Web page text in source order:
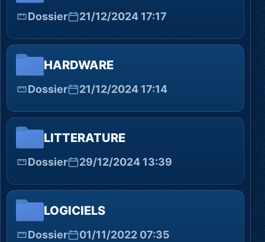
Dossier 21/12/2024 17:17
HARDWARE
Dossier 21/12/2024 17:14
LITTERATURE
Dossier 29/12/2024 13:39
LOGICIELS
Dossier 01/11/2022 07:35